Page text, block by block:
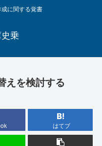
に関する覚書
乗
えを検討する
はてブ